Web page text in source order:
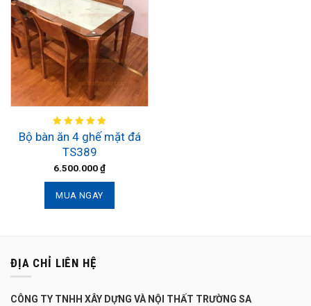
Bộ bàn ăn 4 ghế mặt đá
TS389
6.500.000₫
MUA NGAY
ĐỊA CHỈ LIÊN HỆ
CÔNG TY TNHH XÂY DỰNG VÀ NỘI THẤT TRƯỜNG SA